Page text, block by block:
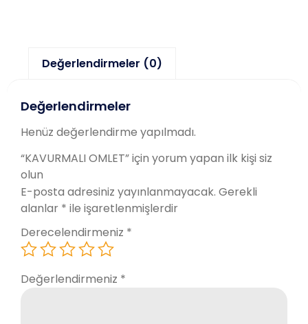
Değerlendirmeler (0)
Değerlendirmeler
Henüz değerlendirme yapılmadı.
“KAVURMALI OMLET” için yorum yapan ilk kişi siz
olun
E-posta adresiniz yayınlanmayacak. Gerekli
alanlar * ile işaretlenmişlerdir
Derecelendirmeniz *
Değerlendirmeniz *